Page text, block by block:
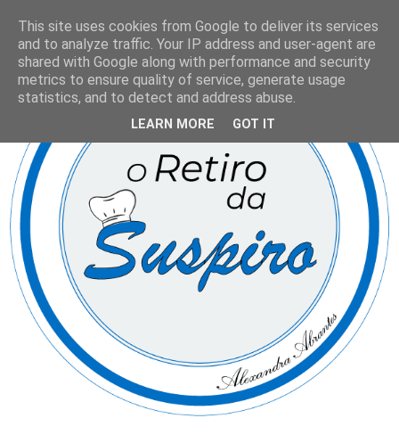
This site uses cookies from Google to deliver its services
and to analyze traffic. Your IP address and user-agent are
shared with Google along with performance and security
metrics to ensure quality of service, generate usage
statistics, and to detect and address abuse.
LEARN MORE GOT IT